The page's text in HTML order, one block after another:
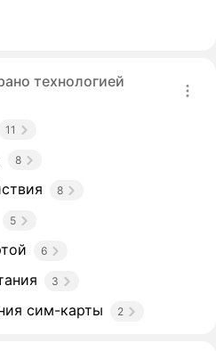
технологией
11
8
8
5
6
3
сим-карты 2